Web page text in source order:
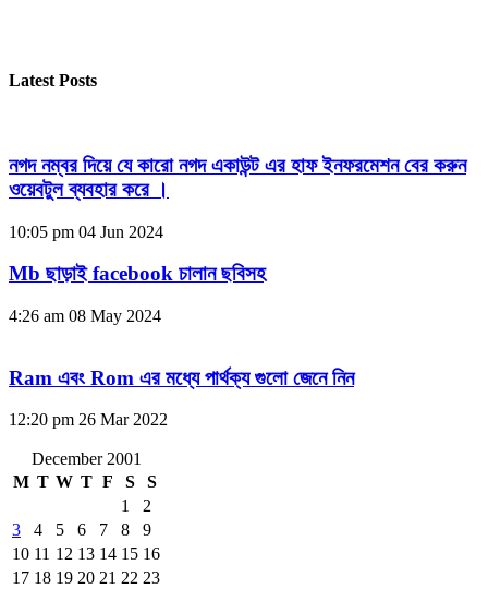
Latest Posts
নগদ নম্বর দিয়ে যে কারো নগদ একাউন্ট এর হাফ ইনফরমেশন বের করুন
ওয়েবটুল ব্যবহার করে ।
10:05 pm 04 Jun 2024
Mb ছাড়াই facebook চালান ছবিসহ
4:26 am 08 May 2024
Ram এবং Rom এর মধ্যে পার্থক্য গুলো জেনে নিন
12:20 pm 26 Mar 2022
December 2001
M T W T F S
S
1
2
3
4 5 6 7 8
9
10 11 12 13 14 15 16
17 18 19 20 21 22 23